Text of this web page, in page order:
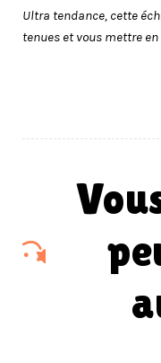
Ultra tendance, cette
tenues et vous mettre en
vous aimerez